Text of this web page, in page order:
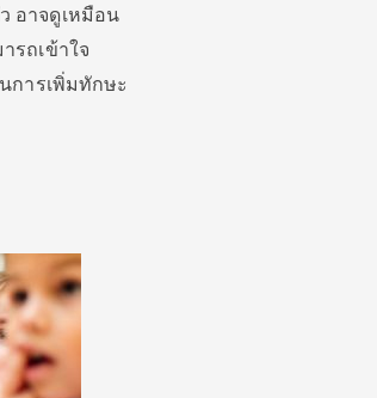
อาจดูเหมือน
รถเข้าใจ
การเพิ่มทักษะ